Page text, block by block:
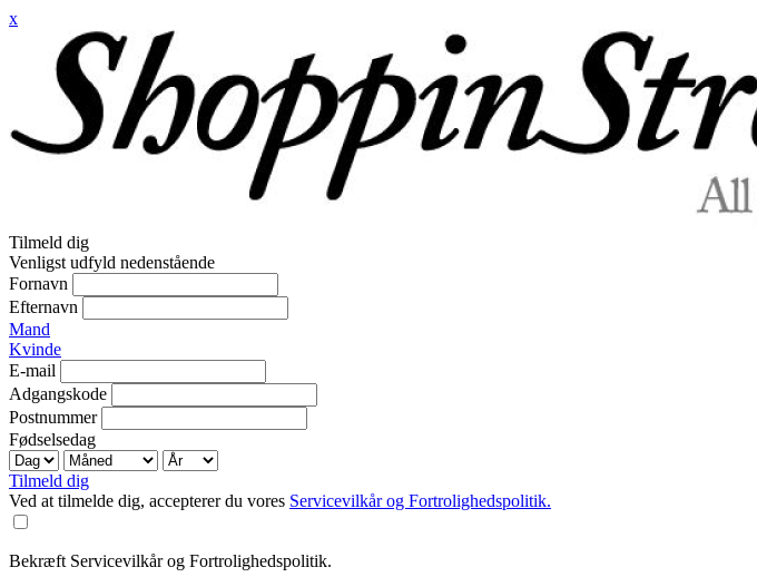
x
Tilmeld dig
Venligst udfyld nedenstående
Fornavn
Efternavn
Mand
Kvinde
E-mail
Adgangskode
Postnummer
Fødselsedag
Tilmeld dig
Ved at tilmelde dig, accepterer du vores Servicevilkår og Fortrolighedspolitik.
Bekræft Servicevilkår og Fortrolighedspolitik.